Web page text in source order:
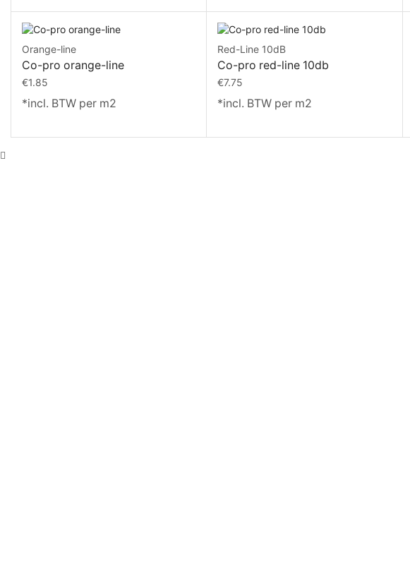
Orange-line
Co-pro orange-line
€1.85
*incl. BTW per m2
Red-Line 10dB
Co-pro red-line 10db
€7.75
*incl. BTW per m2